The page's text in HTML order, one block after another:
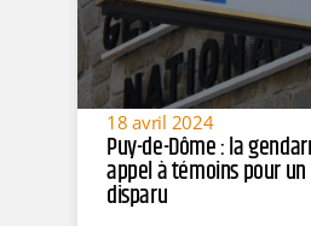
18 avril 2024
Puy-de-Dôme : la
appel à témoins pour
disparu